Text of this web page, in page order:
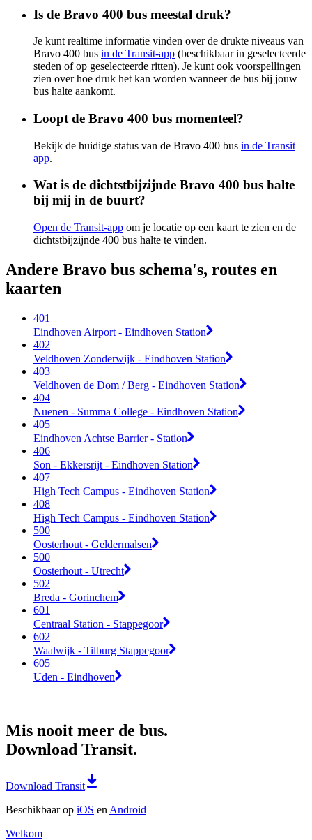
Is de Bravo 400 bus meestal druk?
Je kunt realtime informatie vinden over de drukte niveaus van
Bravo 400 bus in de Transit-app (beschikbaar in geselecteerde
steden of op geselecteerde ritten). Je kunt ook voorspellingen
zien over hoe druk het kan worden wanneer de bus bij jouw
bus halte aankomt.
Loopt de Bravo 400 bus momenteel?
Bekijk de huidige status van de Bravo 400 bus in de Transit
app.
Wat is de dichtstbijzijnde Bravo 400 bus halte
bij mij in de buurt?
Open de Transit-app om je locatie op een kaart te zien en de
dichtstbijzijnde 400 bus halte te vinden.
Andere Bravo bus schema's, routes en
kaarten
401
Eindhoven Airport - Eindhoven Station
402
Veldhoven Zonderwijk - Eindhoven Station
403
Veldhoven de Dom / Berg - Eindhoven Station
404
Nuenen - Summa College - Eindhoven Station
405
Eindhoven Achtse Barrier - Station
406
Son - Ekkersrijt - Eindhoven Station
407
High Tech Campus - Eindhoven Station
408
High Tech Campus - Eindhoven Station
500
Oosterhout - Geldermalsen
500
Oosterhout - Utrecht
502
Breda - Gorinchem
601
Centraal Station - Stappegoor
602
Waalwijk - Tilburg Stappegoor
605
Uden - Eindhoven
Mis nooit meer de bus.
Download Transit.
Download Transit
Beschikbaar op iOS en Android
Welkom